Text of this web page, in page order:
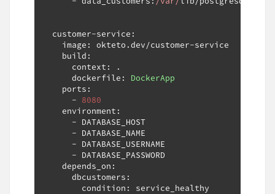
  customer
-service :
    image
: okteto .dev/customer-service
    build
:
      context
:
.
      dockerfile
:
DockerApp
    ports
:
- 8080
    environment
:
- DATABASE_HOST
- DATABASE_NAME
- DATABASE_USERNAME
- DATABASE_PASSWORD
    depends_on
:
      dbcustomers
:
        condition
: service_healthy